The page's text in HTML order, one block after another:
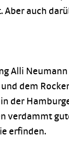
Aber auch
Alli
dem
der
verdammt
erfinden.